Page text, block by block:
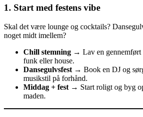
1. Start med festens vibe
Skal det være lounge og cocktails?
noget midt imellem?
Chill stemning → Lav en
funk eller house.
Dansegulvsfest → Book en DJ og
musikstil på forhånd.
Middag + fest → Start roligt og byg
maden.